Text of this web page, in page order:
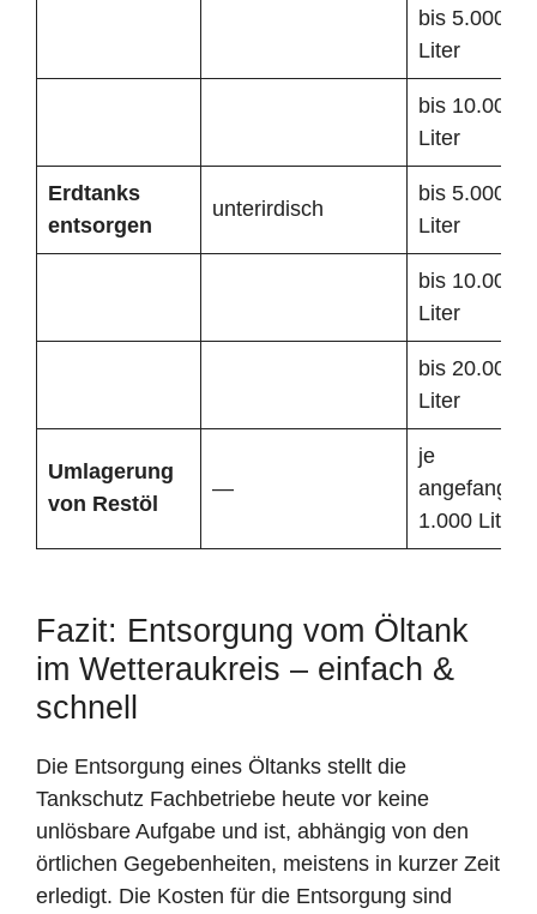
bis 5.000
Liter
bis 10.000
Liter
Erdtanks
entsorgen
unterirdisch
bis 5.000
Liter
bis 10.000
Liter
bis 20.000
Liter
Umlagerung
von Restöl
—
je
1.000 Liter
Fazit: Entsorgung vom Öltank
im Wetteraukreis – einfach &
schnell
Die Entsorgung eines Öltanks stellt die
Tankschutz Fachbetriebe heute vor keine
unlösbare Aufgabe und ist, abhängig von den
örtlichen Gegebenheiten, meistens in kurzer Zeit
erledigt. Die Kosten für die Entsorgung sind